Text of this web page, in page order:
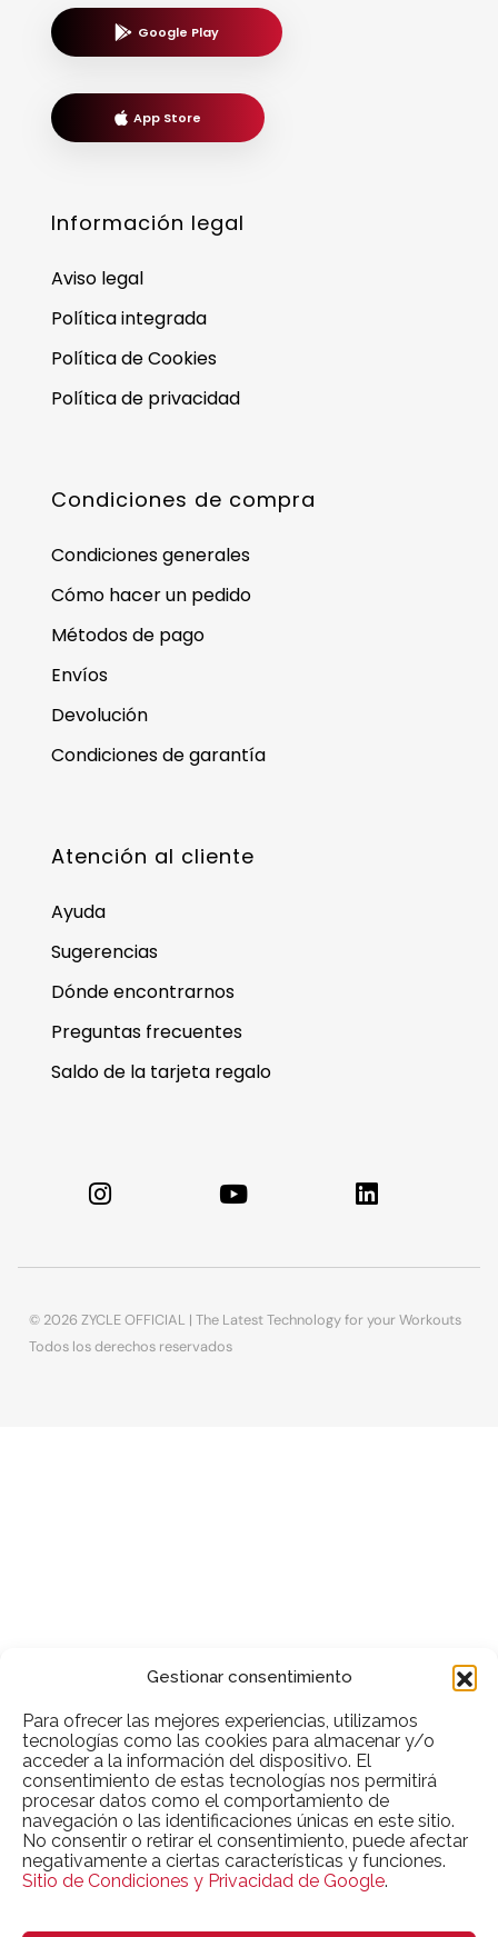
Gestionar consentimiento
Para ofrecer las mejores experiencias, utilizamos
tecnologías como las cookies para almacenar y/o
acceder a la información del dispositivo. El
consentimiento de estas tecnologías nos permitirá
procesar datos como el comportamiento de
navegación o las identificaciones únicas en este sitio.
No consentir o retirar el consentimiento, puede afectar
negativamente a ciertas características y funciones.
Sitio de Condiciones y Privacidad de Google.
Google Play
App Store
Información legal
Aviso legal
Política integrada
Política de Cookies
Política de privacidad
Condiciones de compra
Condiciones generales
Cómo hacer un pedido
Métodos de pago
Envíos
Devolución
Condiciones de garantía
Atención al cliente
Ayuda
Sugerencias
Dónde encontrarnos
Preguntas frecuentes
Saldo de la tarjeta regalo
© 2026 ZYCLE OFFICIAL | The Latest Technology for your Workouts
Todos los derechos reservados